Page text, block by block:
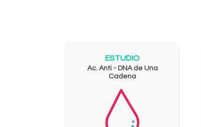
ESTUDIO
Ac. Anti - DNA de Una
Cadena